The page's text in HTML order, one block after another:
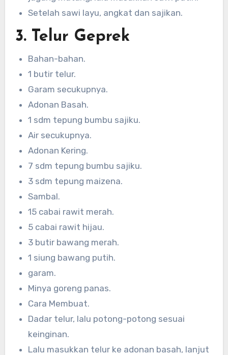
Setelah sawi layu, angkat dan sajikan.
3. Telur Geprek
Bahan-bahan.
1 butir telur.
Garam secukupnya.
Adonan Basah.
1 sdm tepung bumbu sajiku.
Air secukupnya.
Adonan Kering.
7 sdm tepung bumbu sajiku.
3 sdm tepung maizena.
Sambal.
15 cabai rawit merah.
5 cabai rawit hijau.
3 butir bawang merah.
1 siung bawang putih.
garam.
Minya goreng panas.
Cara Membuat.
Dadar telur, lalu potong-potong sesuai
keinginan.
Lalu masukkan telur ke adonan basah, lanjut